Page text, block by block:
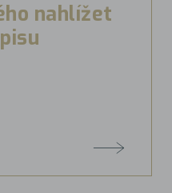
nahlížet